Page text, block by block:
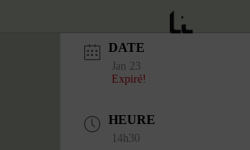
DATE
Jan 23
Expiré!
HEURE
14h30